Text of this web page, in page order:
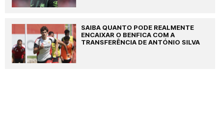
SAIBA QUANTO PODE REALMENTE
ENCAIXAR O BENFICA COM A
TRANSFERÊNCIA DE ANTÓNIO SILVA